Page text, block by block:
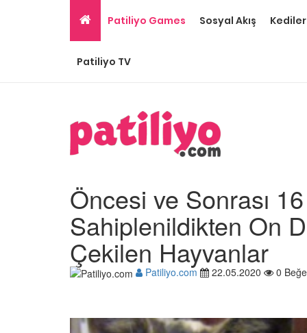
Patiliyo Games Sosyal Akış Kediler
Patiliyo TV
Öncesi ve Sonrası
Sahiplenildikten On
Çekilen Hayvanlar
Patiliyo.com 22.05.2020 0
Ev Ortamına ve
Standartlarına Uygun